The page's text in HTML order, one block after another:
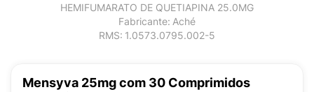
HEMIFUMARATO DE QUETIAPINA 25.0MG
Fabricante: Aché
RMS: 1.0573.0795.002-5
Mensyva 25mg com 30 Comprimidos